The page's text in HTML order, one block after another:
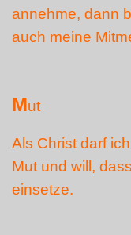
annehme, dann
auch meine
Mut
Als Christ darf
Mut und will,
einsetze.